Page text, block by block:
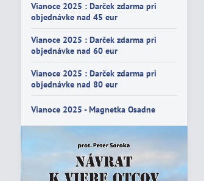
Vianoce 2025 : Darček zdarma pri
objednávke nad 45 eur
Vianoce 2025 : Darček zdarma pri
objednávke nad 60 eur
Vianoce 2025 : Darček zdarma pri
objednávke nad 80 eur
Vianoce 2025 - Magnetka Osadne